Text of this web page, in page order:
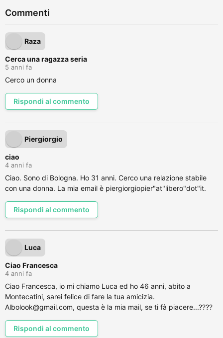
Commenti
Raza
Cerca una ragazza seria
5 anni fa
Cerco un donna
Rispondi al commento
Piergiorgio
ciao
4 anni fa
Ciao. Sono di Bologna. Ho 31 anni. Cerco una relazione stabile
con una donna. La mia email è piergiorgiopier"at"libero"dot"it.
Rispondi al commento
Luca
Ciao Francesca
4 anni fa
Ciao Francesca, io mi chiamo Luca ed ho 46 anni, abito a
Montecatini, sarei felice di fare la tua amicizia.
Albolook@gmail.com, questa è la mia mail, se ti fà piacere...????
Rispondi al commento